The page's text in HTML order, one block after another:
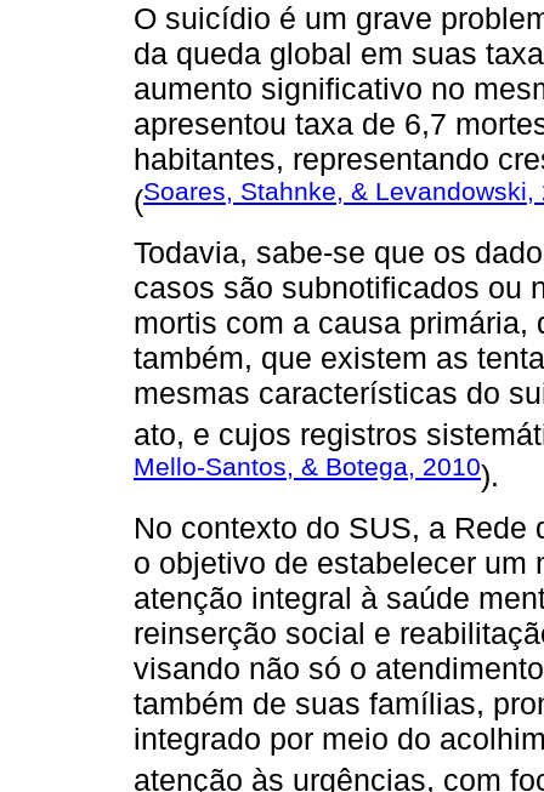
O suicídio é um grave
da queda global em suas
aumento significativo no
apresentou taxa de 6,7
habitantes, representando
(Soares, Stahnke, & Levandowski,
Todavia, sabe-se que os
casos são subnotificados ou
mortis com a causa
também, que existem as
mesmas características do
ato, e cujos registros
Mello-Santos, & Botega, 2010).
No contexto do SUS, a
o objetivo de estabelecer um
atenção integral à saúde
reinserção social e
visando não só o
também de suas famílias,
integrado por meio do
atenção às urgências, com